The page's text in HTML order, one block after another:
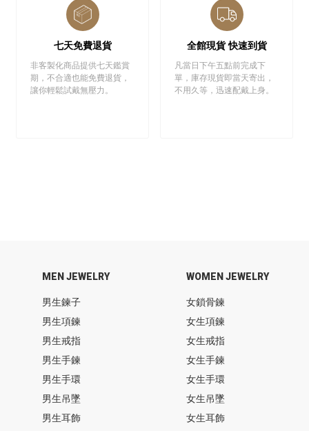
七天免費退貨
非客製化商品提供七天鑑賞
期，不合適也能免費退貨，
讓你輕鬆試戴無壓力。
全館現貨 快速到貨
凡當日下午五點前完成下
單，庫存現貨即當天寄出，
不用久等，迅速配戴上身。
MEN JEWELRY
男生鍊子
男生項鍊
男生戒指
男生手鍊
男生手環
男生吊墜
男生耳飾
WOMEN JEWELRY
女鎖骨鍊
女生項鍊
女生戒指
女生手鍊
女生手環
女生吊墜
女生耳飾